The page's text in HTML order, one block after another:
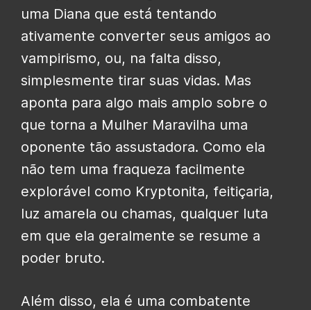
uma Diana que está tentando
ativamente converter seus amigos ao
vampirismo, ou, na falta disso,
simplesmente tirar suas vidas. Mas
aponta para algo mais amplo sobre o
que torna a Mulher Maravilha uma
oponente tão assustadora. Como ela
não tem uma fraqueza facilmente
explorável como Kryptonita, feitiçaria,
luz amarela ou chamas, qualquer luta
em que ela geralmente se resume a
poder bruto.
Além disso, ela é uma combatente